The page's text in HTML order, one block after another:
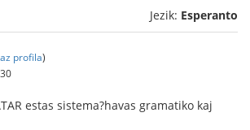
Jezik: Esperanto
profila)
estas sistema?havas gramatiko kaj